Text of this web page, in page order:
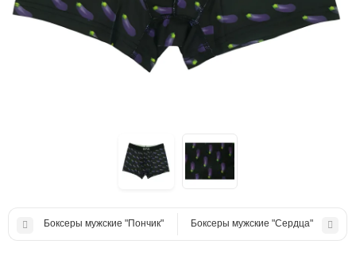
Боксеры мужские "Пончик" Боксеры мужские "Сердца"